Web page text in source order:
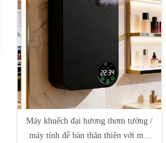
Máy khuếch đại hương thơm tường /
máy tính để bàn thân thiện với môi